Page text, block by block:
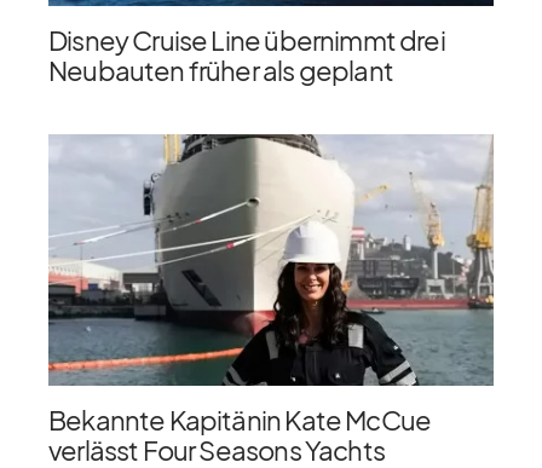
Disney Cruise Line übernimmt drei
Neubauten früher als geplant
Bekannte Kapitänin Kate McCue
verlässt Four Seasons Yachts